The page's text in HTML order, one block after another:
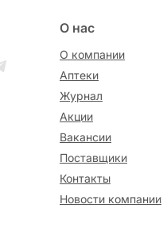
О нас
О компании
Аптеки
Журнал
Акции
Вакансии
Поставщики
Контакты
Новости компании